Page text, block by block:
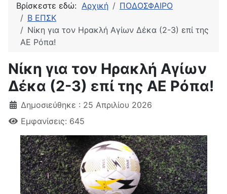
Βρίσκεστε εδώ: Αρχική
ΠΟΔΟΣΦΑΙΡΟ
Β ΕΠΣΚ
Νίκη για τον Ηρακλή Αγίων Δέκα (2-3) επί της
ΑΕ Ρόπα!
Νίκη για τον Ηρακλή Αγίων
Δέκα (2-3) επί της ΑΕ Ρόπα!
Δημοσιεύθηκε : 25 Απριλίου 2026
Εμφανίσεις: 645